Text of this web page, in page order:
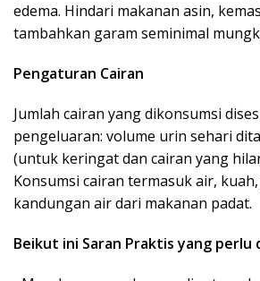
edema. Hindari makanan asin,
tambahkan garam seminimal
Pengaturan Cairan
Jumlah cairan yang dikonsumsi
pengeluaran: volume urin sehari
(untuk keringat dan cairan yang
Konsumsi cairan termasuk air,
kandungan air dari makanan padat.
Beikut ini Saran Praktis yang perlu